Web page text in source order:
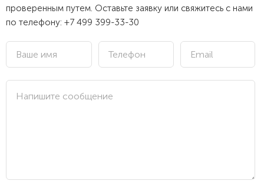
проверенным путем. Оставьте заявку или свяжитесь с нами
по телефону: +7 499 399-33-30